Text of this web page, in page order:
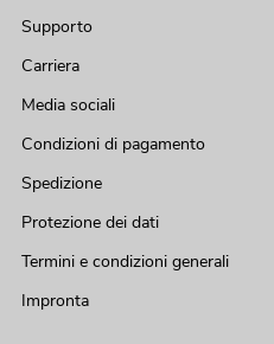
Supporto
Carriera
Media sociali
Condizioni di pagamento
Spedizione
Protezione dei dati
Termini e condizioni generali
Impronta